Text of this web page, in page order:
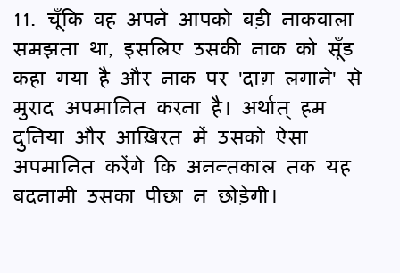
11. चूँकि वह अपने आपको बड़ी नाकवाला
समझता था, इसलिए उसकी नाक को सूँड
कहा गया है और नाक पर 'दाग़ लगाने' से
मुराद अपमानित करना है। अर्थात् हम
दुनिया और आख़िरत में उसको ऐसा
अपमानित करेंगे कि अनन्तकाल तक यह
बदनामी उसका पीछा न छोड़ेगी।